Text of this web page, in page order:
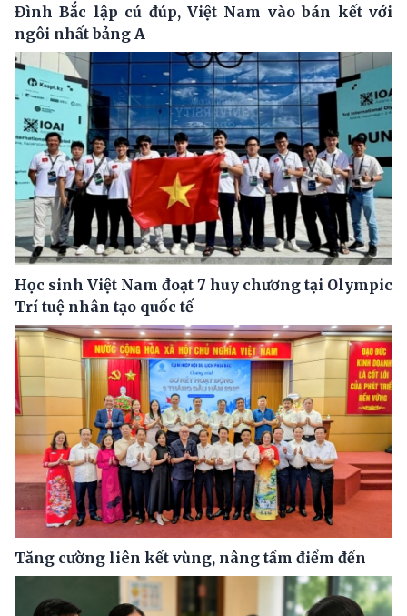
Đình Bắc lập cú đúp, Việt Nam vào bán kết với
ngôi nhất bảng A
Học sinh Việt Nam đoạt 7 huy chương tại Olympic
Trí tuệ nhân tạo quốc tế
Tăng cường liên kết vùng, nâng tầm điểm đến